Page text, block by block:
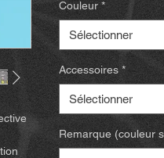
Couleur *
Sélectionner
Accessoires *
Sélectionner
Remarque (couleur